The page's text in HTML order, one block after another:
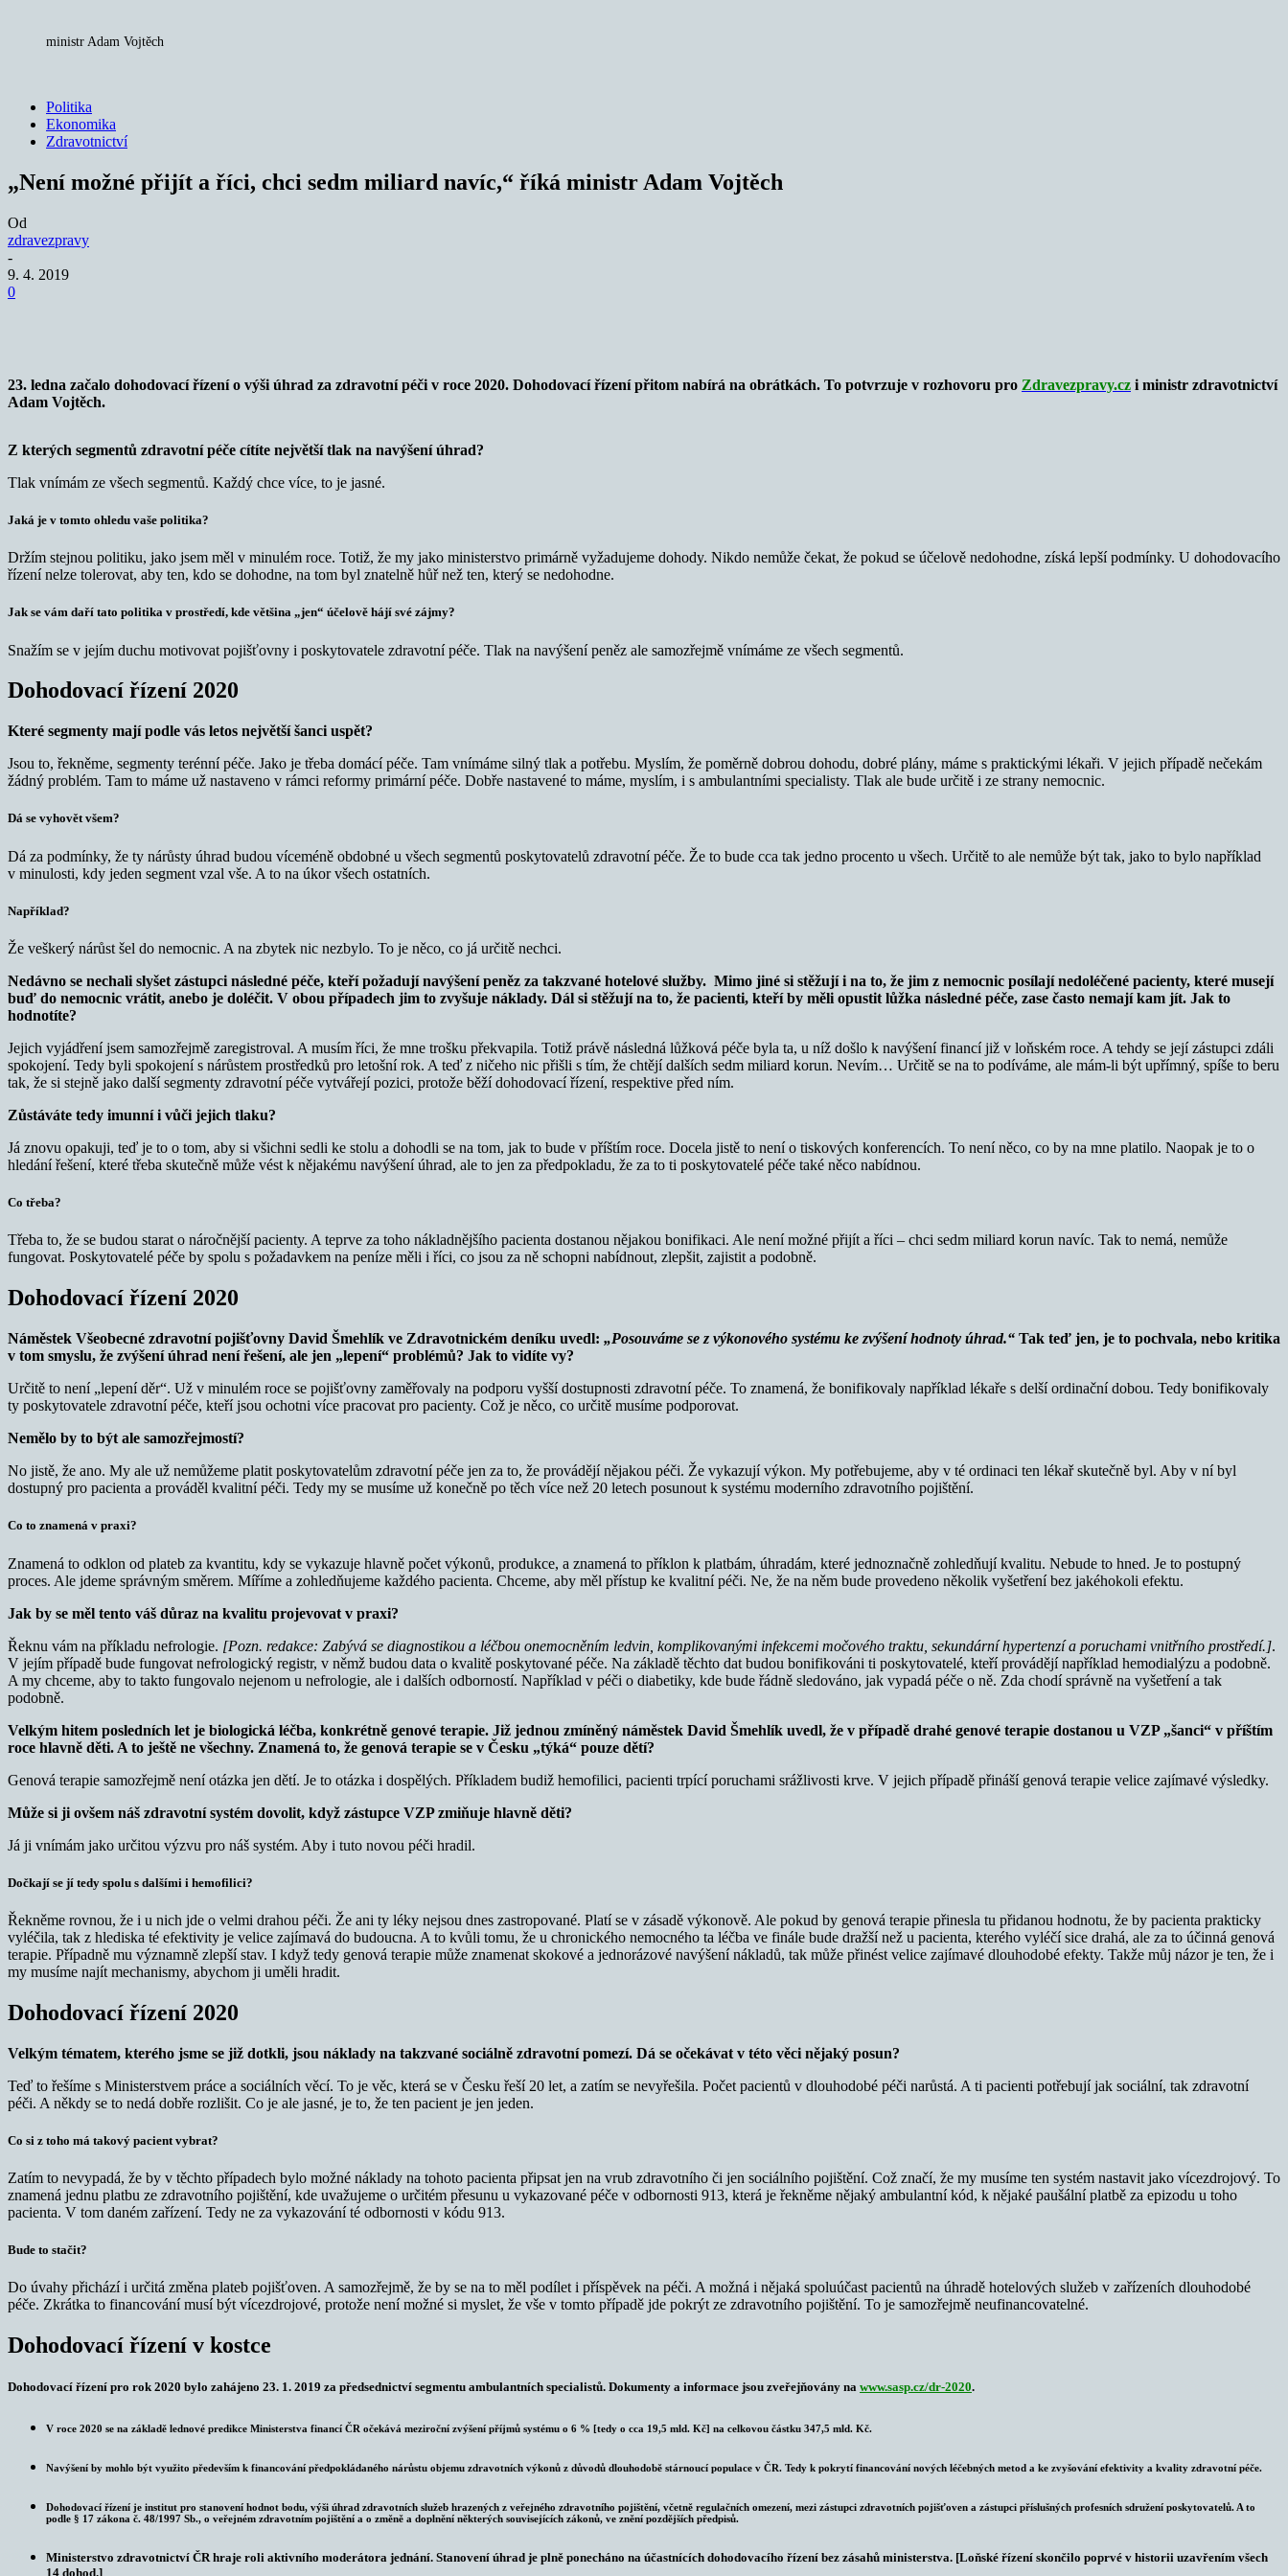
ministr Adam Vojtěch
Politika
Ekonomika
Zdravotnictví
„Není možné přijít a říci, chci sedm miliard navíc,“ říká ministr Adam Vojtěch
Od
zdravezpravy
-
9. 4. 2019
0
23. ledna začalo dohodovací řízení o výši úhrad za zdravotní péči v roce 2020. Dohodovací řízení přitom nabírá na obrátkách. To potvrzuje v rozhovoru pro Zdravezpravy.cz i ministr zdravotnictví
Adam Vojtěch.
Z kterých segmentů zdravotní péče cítíte největší tlak na navýšení úhrad?
Tlak vnímám ze všech segmentů. Každý chce více, to je jasné.
Jaká je v tomto ohledu vaše politika?
Držím stejnou politiku, jako jsem měl v minulém roce. Totiž, že my jako ministerstvo primárně vyžadujeme dohody. Nikdo nemůže čekat, že pokud se účelově nedohodne, získá lepší podmínky. U dohodovacího
řízení nelze tolerovat, aby ten, kdo se dohodne, na tom byl znatelně hůř než ten, který se nedohodne.
Jak se vám daří tato politika v prostředí, kde většina „jen“ účelově hájí své zájmy?
Snažím se v jejím duchu motivovat pojišťovny i poskytovatele zdravotní péče. Tlak na navýšení peněz ale samozřejmě vnímáme ze všech segmentů.
Dohodovací řízení 2020
Které segmenty mají podle vás letos největší šanci uspět?
Jsou to, řekněme, segmenty terénní péče. Jako je třeba domácí péče. Tam vnímáme silný tlak a potřebu. Myslím, že poměrně dobrou dohodu, dobré plány, máme s praktickými lékaři. V jejich případě nečekám
žádný problém. Tam to máme už nastaveno v rámci reformy primární péče. Dobře nastavené to máme, myslím, i s ambulantními specialisty. Tlak ale bude určitě i ze strany nemocnic.
Dá se vyhovět všem?
Dá za podmínky, že ty nárůsty úhrad budou víceméně obdobné u všech segmentů poskytovatelů zdravotní péče. Že to bude cca tak jedno procento u všech. Určitě to ale nemůže být tak, jako to bylo například
v minulosti, kdy jeden segment vzal vše. A to na úkor všech ostatních.
Například?
Že veškerý nárůst šel do nemocnic. A na zbytek nic nezbylo. To je něco, co já určitě nechci.
Nedávno se nechali slyšet zástupci následné péče, kteří požadují navýšení peněz za takzvané hotelové služby. Mimo jiné si stěžují i na to, že jim z nemocnic posílají nedoléčené pacienty, které musejí
buď do nemocnic vrátit, anebo je doléčit. V obou případech jim to zvyšuje náklady. Dál si stěžují na to, že pacienti, kteří by měli opustit lůžka následné péče, zase často nemají kam jít. Jak to
hodnotíte?
Jejich vyjádření jsem samozřejmě zaregistroval. A musím říci, že mne trošku překvapila. Totiž právě následná lůžková péče byla ta, u níž došlo k navýšení financí již v loňském roce. A tehdy se její zástupci zdáli
spokojení. Tedy byli spokojení s nárůstem prostředků pro letošní rok. A teď z ničeho nic přišli s tím, že chtějí dalších sedm miliard korun. Nevím… Určitě se na to podíváme, ale mám-li být upřímný, spíše to beru
tak, že si stejně jako další segmenty zdravotní péče vytvářejí pozici, protože běží dohodovací řízení, respektive před ním.
Zůstáváte tedy imunní i vůči jejich tlaku?
Já znovu opakuji, teď je to o tom, aby si všichni sedli ke stolu a dohodli se na tom, jak to bude v příštím roce. Docela jistě to není o tiskových konferencích. To není něco, co by na mne platilo. Naopak je to o
hledání řešení, které třeba skutečně může vést k nějakému navýšení úhrad, ale to jen za předpokladu, že za to ti poskytovatelé péče také něco nabídnou.
Co třeba?
Třeba to, že se budou starat o náročnější pacienty. A teprve za toho nákladnějšího pacienta dostanou nějakou bonifikaci. Ale není možné přijít a říci – chci sedm miliard korun navíc. Tak to nemá, nemůže
fungovat. Poskytovatelé péče by spolu s požadavkem na peníze měli i říci, co jsou za ně schopni nabídnout, zlepšit, zajistit a podobně.
Dohodovací řízení 2020
Náměstek Všeobecné zdravotní pojišťovny David Šmehlík ve Zdravotnickém deníku uvedl: „Posouváme se z výkonového systému ke zvýšení hodnoty úhrad.“ Tak teď jen, je to pochvala, nebo kritika
v tom smyslu, že zvýšení úhrad není řešení, ale jen „lepení“ problémů? Jak to vidíte vy?
Určitě to není „lepení děr“. Už v minulém roce se pojišťovny zaměřovaly na podporu vyšší dostupnosti zdravotní péče. To znamená, že bonifikovaly například lékaře s delší ordinační dobou. Tedy bonifikovaly
ty poskytovatele zdravotní péče, kteří jsou ochotni více pracovat pro pacienty. Což je něco, co určitě musíme podporovat.
Nemělo by to být ale samozřejmostí?
No jistě, že ano. My ale už nemůžeme platit poskytovatelům zdravotní péče jen za to, že provádějí nějakou péči. Že vykazují výkon. My potřebujeme, aby v té ordinaci ten lékař skutečně byl. Aby v ní byl
dostupný pro pacienta a prováděl kvalitní péči. Tedy my se musíme už konečně po těch více než 20 letech posunout k systému moderního zdravotního pojištění.
Co to znamená v praxi?
Znamená to odklon od plateb za kvantitu, kdy se vykazuje hlavně počet výkonů, produkce, a znamená to příklon k platbám, úhradám, které jednoznačně zohledňují kvalitu. Nebude to hned. Je to postupný
proces. Ale jdeme správným směrem. Míříme a zohledňujeme každého pacienta. Chceme, aby měl přístup ke kvalitní péči. Ne, že na něm bude provedeno několik vyšetření bez jakéhokoli efektu.
Jak by se měl tento váš důraz na kvalitu projevovat v praxi?
Řeknu vám na příkladu nefrologie. [Pozn. redakce: Zabývá se diagnostikou a léčbou onemocněním ledvin, komplikovanými infekcemi močového traktu, sekundární hypertenzí a poruchami vnitřního prostředí.].
V jejím případě bude fungovat nefrologický registr, v němž budou data o kvalitě poskytované péče. Na základě těchto dat budou bonifikováni ti poskytovatelé, kteří provádějí například hemodialýzu a podobně.
A my chceme, aby to takto fungovalo nejenom u nefrologie, ale i dalších odborností. Například v péči o diabetiky, kde bude řádně sledováno, jak vypadá péče o ně. Zda chodí správně na vyšetření a tak
podobně.
Velkým hitem posledních let je biologická léčba, konkrétně genové terapie. Již jednou zmíněný náměstek David Šmehlík uvedl, že v případě drahé genové terapie dostanou u VZP „šanci“ v příštím
roce hlavně děti. A to ještě ne všechny. Znamená to, že genová terapie se v Česku „týká“ pouze dětí?
Genová terapie samozřejmě není otázka jen dětí. Je to otázka i dospělých. Příkladem budiž hemofilici, pacienti trpící poruchami srážlivosti krve. V jejich případě přináší genová terapie velice zajímavé výsledky.
Může si ji ovšem náš zdravotní systém dovolit, když zástupce VZP zmiňuje hlavně děti?
Já ji vnímám jako určitou výzvu pro náš systém. Aby i tuto novou péči hradil.
Dočkají se jí tedy spolu s dalšími i hemofilici?
Řekněme rovnou, že i u nich jde o velmi drahou péči. Že ani ty léky nejsou dnes zastropované. Platí se v zásadě výkonově. Ale pokud by genová terapie přinesla tu přidanou hodnotu, že by pacienta prakticky
vyléčila, tak z hlediska té efektivity je velice zajímavá do budoucna. A to kvůli tomu, že u chronického nemocného ta léčba ve finále bude dražší než u pacienta, kterého vyléčí sice drahá, ale za to účinná genová
terapie. Případně mu významně zlepší stav. I když tedy genová terapie může znamenat skokové a jednorázové navýšení nákladů, tak může přinést velice zajímavé dlouhodobé efekty. Takže můj názor je ten, že i
my musíme najít mechanismy, abychom ji uměli hradit.
Dohodovací řízení 2020
Velkým tématem, kterého jsme se již dotkli, jsou náklady na takzvané sociálně zdravotní pomezí. Dá se očekávat v této věci nějaký posun?
Teď to řešíme s Ministerstvem práce a sociálních věcí. To je věc, která se v Česku řeší 20 let, a zatím se nevyřešila. Počet pacientů v dlouhodobé péči narůstá. A ti pacienti potřebují jak sociální, tak zdravotní
péči. A někdy se to nedá dobře rozlišit. Co je ale jasné, je to, že ten pacient je jen jeden.
Co si z toho má takový pacient vybrat?
Zatím to nevypadá, že by v těchto případech bylo možné náklady na tohoto pacienta připsat jen na vrub zdravotního či jen sociálního pojištění. Což značí, že my musíme ten systém nastavit jako vícezdrojový. To
znamená jednu platbu ze zdravotního pojištění, kde uvažujeme o určitém přesunu u vykazované péče v odbornosti 913, která je řekněme nějaký ambulantní kód, k nějaké paušální platbě za epizodu u toho
pacienta. V tom daném zařízení. Tedy ne za vykazování té odbornosti v kódu 913.
Bude to stačit?
Do úvahy přichází i určitá změna plateb pojišťoven. A samozřejmě, že by se na to měl podílet i příspěvek na péči. A možná i nějaká spoluúčast pacientů na úhradě hotelových služeb v zařízeních dlouhodobé
péče. Zkrátka to financování musí být vícezdrojové, protože není možné si myslet, že vše v tomto případě jde pokrýt ze zdravotního pojištění. To je samozřejmě neufinancovatelné.
Dohodovací řízení v kostce
Dohodovací řízení pro rok 2020 bylo zahájeno 23. 1. 2019 za předsednictví segmentu ambulantních specialistů. Dokumenty a informace jsou zveřejňovány na www.sasp.cz/dr-2020.
V roce 2020 se na základě lednové predikce Ministerstva financí ČR očekává meziroční zvýšení příjmů systému o 6 % [tedy o cca 19,5 mld. Kč] na celkovou částku 347,5 mld. Kč.
Navýšení by mohlo být využito především k financování předpokládaného nárůstu objemu zdravotních výkonů z důvodů dlouhodobě stárnoucí populace v ČR. Tedy k pokrytí financování nových léčebných metod a ke zvyšování efektivity a kvality zdravotní péče.
Dohodovací řízení je institut pro stanovení hodnot bodu, výši úhrad zdravotních služeb hrazených z veřejného zdravotního pojištění, včetně regulačních omezení, mezi zástupci zdravotních pojišťoven a zástupci příslušných profesních sdružení poskytovatelů. A to
podle § 17 zákona č. 48/1997 Sb., o veřejném zdravotním pojištění a o změně a doplnění některých souvisejících zákonů, ve znění pozdějších předpisů.
Ministerstvo zdravotnictví ČR hraje roli aktivního moderátora jednání. Stanovení úhrad je plně ponecháno na účastnících dohodovacího řízení bez zásahů ministerstva. [Loňské řízení skončilo poprvé v historii uzavřením všech
14 dohod.]